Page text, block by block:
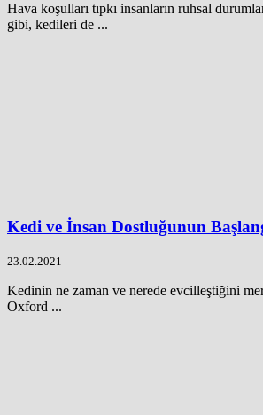
Hava koşulları tıpkı insanların ruhsal
gibi, kedileri de ...
Kedi ve İnsan Dostluğunun
23.02.2021
Kedinin ne zaman ve nerede evcilleştiğini
Oxford ...